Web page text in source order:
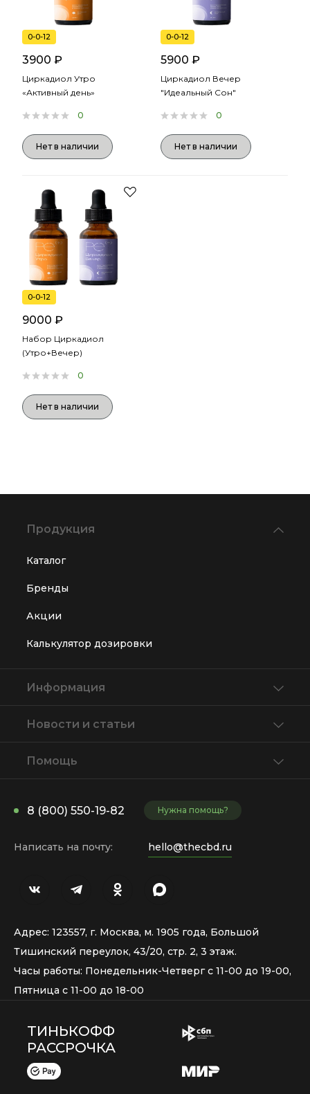
0-0-12
3900 ₽
Циркадиол Утро
«Активный день»
0
Нет в наличии
0-0-12
5900 ₽
Циркадиол Вечер
"Идеальный Сон"
0
Нет в наличии
0-0-12
9000 ₽
Набор Циркадиол
(Утро+Вечер)
0
Нет в наличии
Продукция
Каталог
Бренды
Акции
Калькулятор дозировки
Информация
Новости и статьи
Помощь
8 (800) 550-19-82 Нужна помощь?
Написать на почту: hello@thecbd.ru
Адрес: 123557, г. Москва, м. 1905 года, Большой
Тишинский переулок, 43/20, стр. 2, 3 этаж.
Часы работы: Понедельник-Четверг с 11-00 до 19-00,
Пятница с 11-00 до 18-00
ТИНЬКОФФ
РАССРОЧКА